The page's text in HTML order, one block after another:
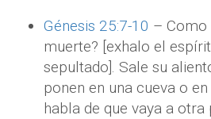
Génesis 25:7-10 – Como
muerte? [exhalo el
sepultado]. Sale su
ponen en una cueva o
habla de que vaya a otra